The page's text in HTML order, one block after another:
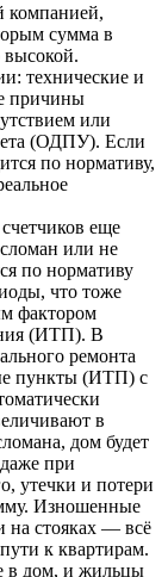
компанией,
сумма в
высокой.
технические и
причины
или
(ОДПУ). Если
по нормативу,
еще
или не
по нормативу
что тоже
фактором
(ИТП). В
ремонта
пункты (ИТП) с
в
дом будет
при
утечки и потери
Изношенные
на стояках — всё
к квартирам.
в дом, и жильцы